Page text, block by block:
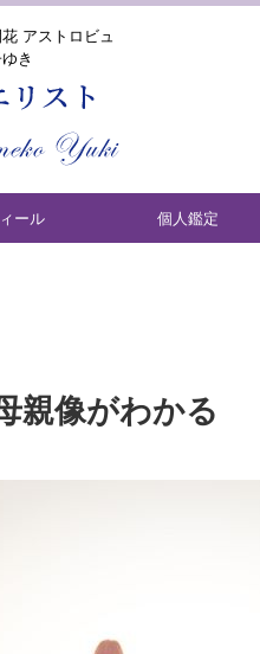
アストロビュ
き
ール 個人鑑定
親像がわかる